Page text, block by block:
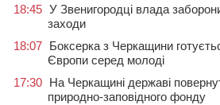
18:45 У Звенигородці влада
заходи
18:07 Боксерка з Черкащини
Європи серед молоді
17:30 На Черкащині державі
природно-заповідного фонду